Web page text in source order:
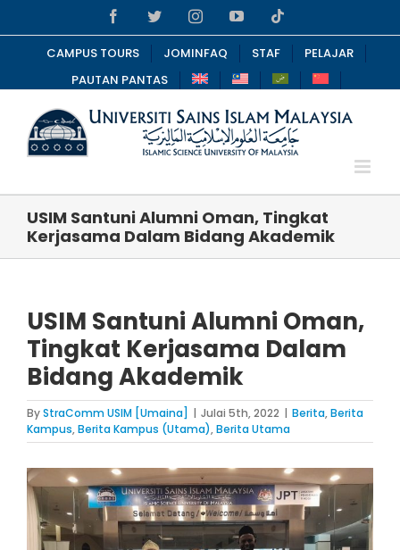
to
content
FacebookTwitterInstagramYouTube
CAMPUS TOURS JOMINFAQ STAF
PELAJAR
PAUTAN PANTAS
USIM Santuni Alumni Oman, Tingkat
Kerjasama Dalam Bidang Akademik
USIM Santuni Alumni Oman,
Tingkat Kerjasama Dalam
Bidang Akademik
ByStraComm USIM [Umaina] | Julai 5th, 2022 | Berita,Berita
Kampus,Berita Kampus (Utama),Berita Utama
View
Larger
Image